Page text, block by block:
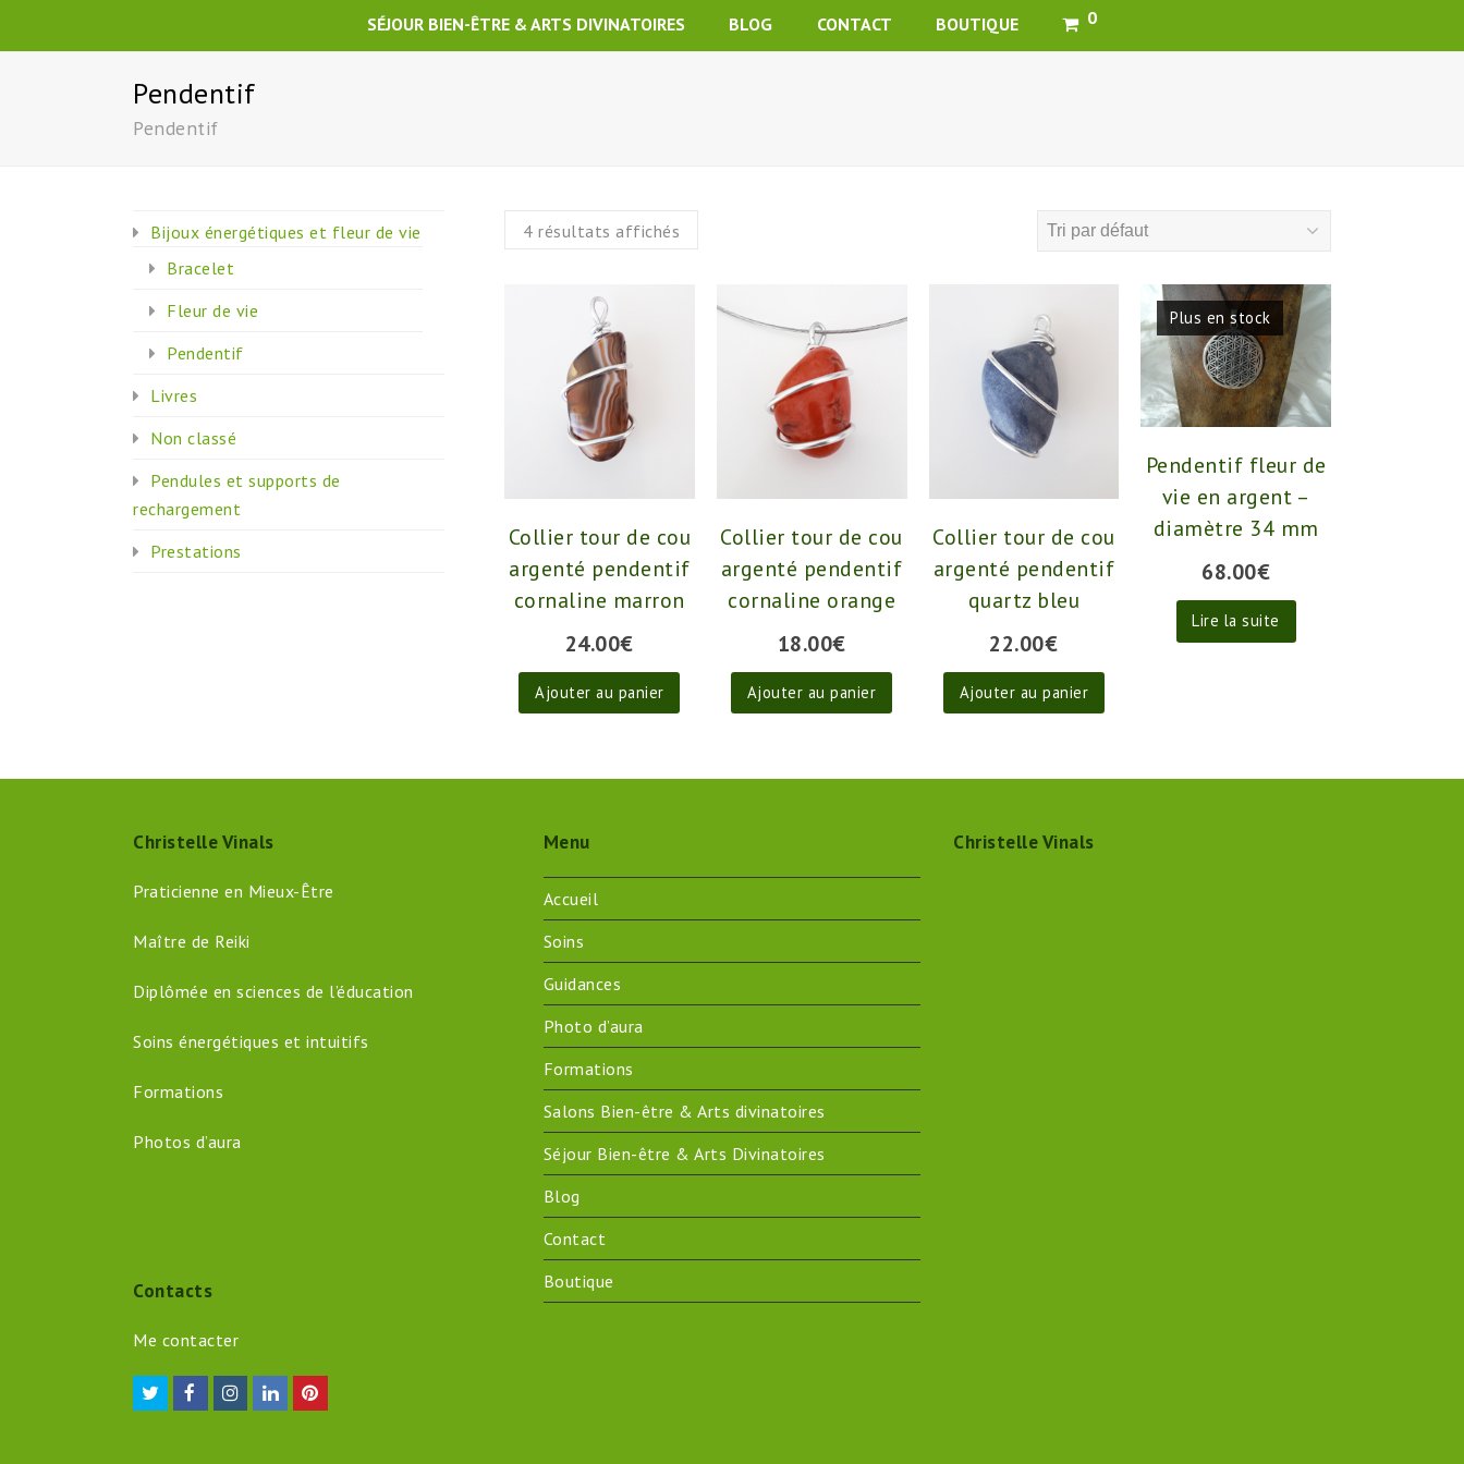
SÉJOUR BIEN-ÊTRE & ARTS DIVINATOIRES BLOG CONTACT BOUTIQUE 0
Pendentif
Pendentif
4 résultats affichés
Collier tour de cou
argenté pendentif
cornaline marron
24.00€
Ajouter au panier
Collier tour de cou
argenté pendentif
cornaline orange
18.00€
Ajouter au panier
Collier tour de cou
argenté pendentif
quartz bleu
22.00€
Ajouter au panier
Plus en stock
Pendentif fleur de
vie en argent –
diamètre 34 mm
68.00€
Lire la suite
Bijoux énergétiques et fleur de vie
Bracelet
Fleur de vie
Pendentif
Livres
Non classé
Pendules et supports de
rechargement
Prestations
Christelle Vinals
Praticienne en Mieux-Être
Maître de Reiki
Diplômée en sciences de l’éducation
Soins énergétiques et intuitifs
Formations
Photos d’aura
Contacts
Me contacter
TwitterFacebookInstagram
LinkedInPinterest
Menu
Accueil
Soins
Guidances
Photo d’aura
Formations
Salons Bien-être & Arts divinatoires
Séjour Bien-être & Arts Divinatoires
Blog
Contact
Boutique
Christelle Vinals